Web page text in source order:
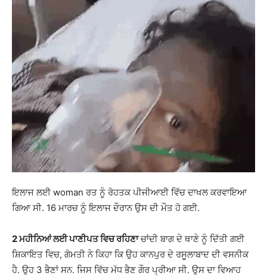
ਇਲਾਜ ਲਈ woman ਰਤ ਨੂੰ ਰੋਹਤਕ ਪੀਜੀਆਈ ਵਿੱਚ ਦਾਖਲ ਕਰਵਾਇਆ
ਗਿਆ ਸੀ. 16 ਮਾਰਚ ਨੂੰ ਇਲਾਜ ਦੌਰਾਨ ਉਸ ਦੀ ਮੌਤ ਹੋ ਗਈ.
2 ਮਹੀਨਿਆਂ ਲਈ ਪਾਣੀਪਤ ਵਿਚ ਰਹਿਣਾਚਾਂਦੀ ਬਾਗ ਦੇ ਥਾਣੇ ਨੂੰ ਦਿੱਤੀ ਗਈ
ਸ਼ਿਕਾਇਤ ਵਿਚ, ਗੋਮਤੀ ਨੇ ਕਿਹਾ ਕਿ ਉਹ ਕਾਨਪੁਰ ਦੇ ਰਸੂਲਾਬਾਦ ਦੀ ਵਸਨੀਕ
ਹੈ. ਉਹ 3 ਭੈਣਾਂ ਸਨ. ਜਿਸ ਵਿੱਚ ਮੱਧ ਭੈਣ ਗੌਰ ਪ੍ਰੀਆ ਸੀ. ਉਸ ਦਾ ਵਿਆਹ